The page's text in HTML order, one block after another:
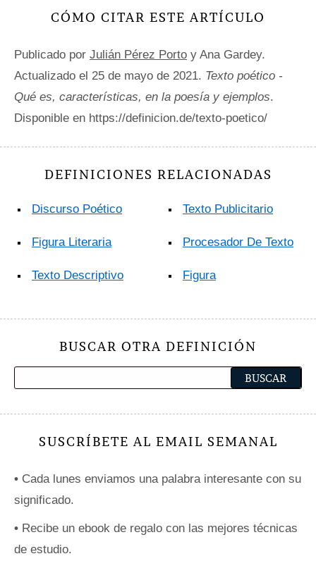
CÓMO CITAR ESTE ARTÍCULO
Publicado por Julián Pérez Porto y Ana Gardey.
Actualizado el 25 de mayo de 2021. Texto poético -
Qué es, características, en la poesía y ejemplos.
Disponible en https://definicion.de/texto-poetico/
DEFINICIONES RELACIONADAS
Discurso Poético
Figura Literaria
Texto Descriptivo
Texto Publicitario
Procesador De Texto
Figura
BUSCAR OTRA DEFINICIÓN
SUSCRÍBETE AL EMAIL SEMANAL
• Cada lunes enviamos una palabra interesante con su
significado.
• Recibe un ebook de regalo con las mejores técnicas
de estudio.